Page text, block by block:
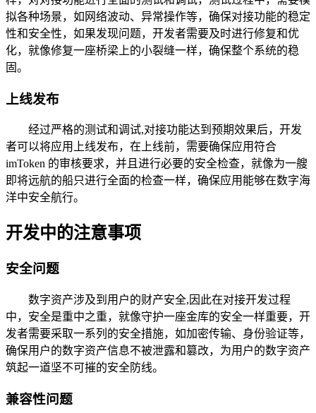
拟各种场景，如网络波动、异常操作等，确保对接功能的稳定
性和安全性，如果发现问题，开发者需要及时进行修复和优
化，就像修复一座桥梁上的小裂缝一样，确保整个系统的稳
固。
上线发布
经过严格的测试和调试,对接功能达到预期效果后，开发
者可以将应用上线发布，在上线前，需要确保应用符合
imToken 的审核要求，并且进行必要的安全检查，就像为一艘
即将远航的船只进行全面的检查一样，确保应用能够在数字海
洋中安全航行。
开发中的注意事项
安全问题
数字资产涉及到用户的财产安全,因此在对接开发过程
中，安全是重中之重，就像守护一座金库的安全一样重要，开
发者需要采取一系列的安全措施，如加密传输、身份验证等，
确保用户的数字资产信息不被泄露和篡改，为用户的数字资产
筑起一道坚不可摧的安全防线。
兼容性问题